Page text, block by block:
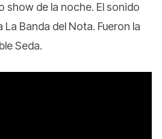
show de la noche. El sonido
Banda del Nota. Fueron la
Seda.